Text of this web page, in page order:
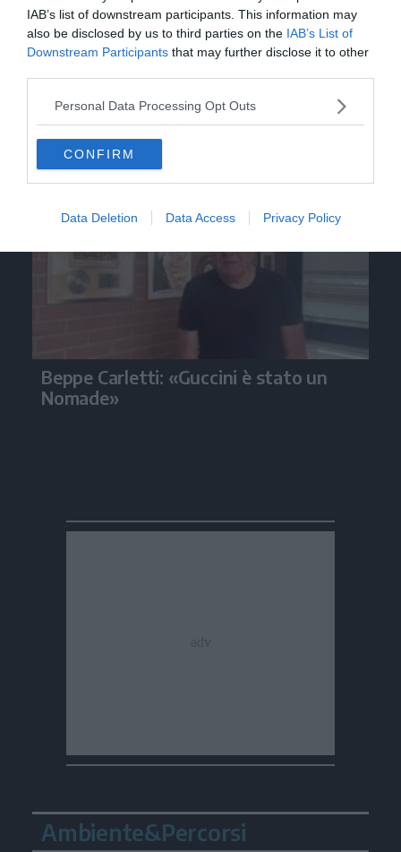
IAB’s list of downstream participants. This information may
also be disclosed by us to third parties on the IAB’s List of
Downstream Participants that may further disclose it to other
Personal Data Processing Opt Outs
CONFIRM
Data Deletion Data Access Privacy Policy
Video
Beppe Carletti: «Guccini è stato un
Nomade»
Ambiente&Percorsi